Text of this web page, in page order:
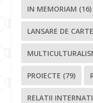
IN MEMORIAM (16)
LANSARE DE CARTE
PROIECTE (79)
RELATII